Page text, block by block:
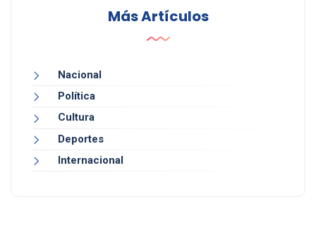
Más Artículos
Nacional
Política
Cultura
Deportes
Internacional